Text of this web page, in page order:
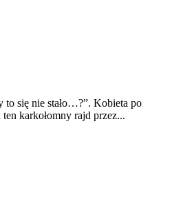
to się nie stało…?”. Kobieta po
karkołomny rajd przez...